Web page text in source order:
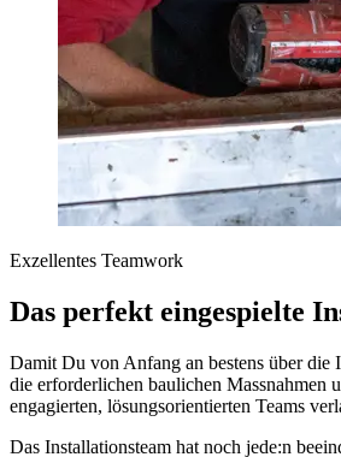
Exzellentes Teamwork
Das perfekt eingespielte
Damit Du von Anfang an bestens über die
die erforderlichen baulichen Massnahmen
engagierten, lösungsorientierten Teams
Das Installationsteam hat noch jede:n